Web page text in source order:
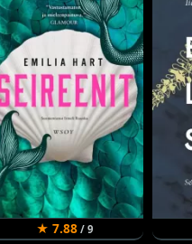
★ 7.88 / 9